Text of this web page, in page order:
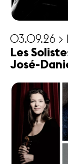
03.09.26 >
Les
José-